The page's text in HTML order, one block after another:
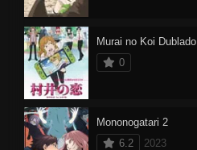
Murai no Koi Dublado
0
Mononogatari 2
6.2
2023